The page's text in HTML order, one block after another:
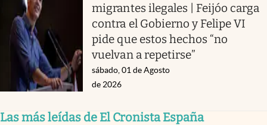
migrantes ilegales | Feijóo carga
contra el Gobierno y Felipe VI
pide que estos hechos “no
vuelvan a repetirse”
sábado, 01 de Agosto
de 2026
Las más leídas de El Cronista España